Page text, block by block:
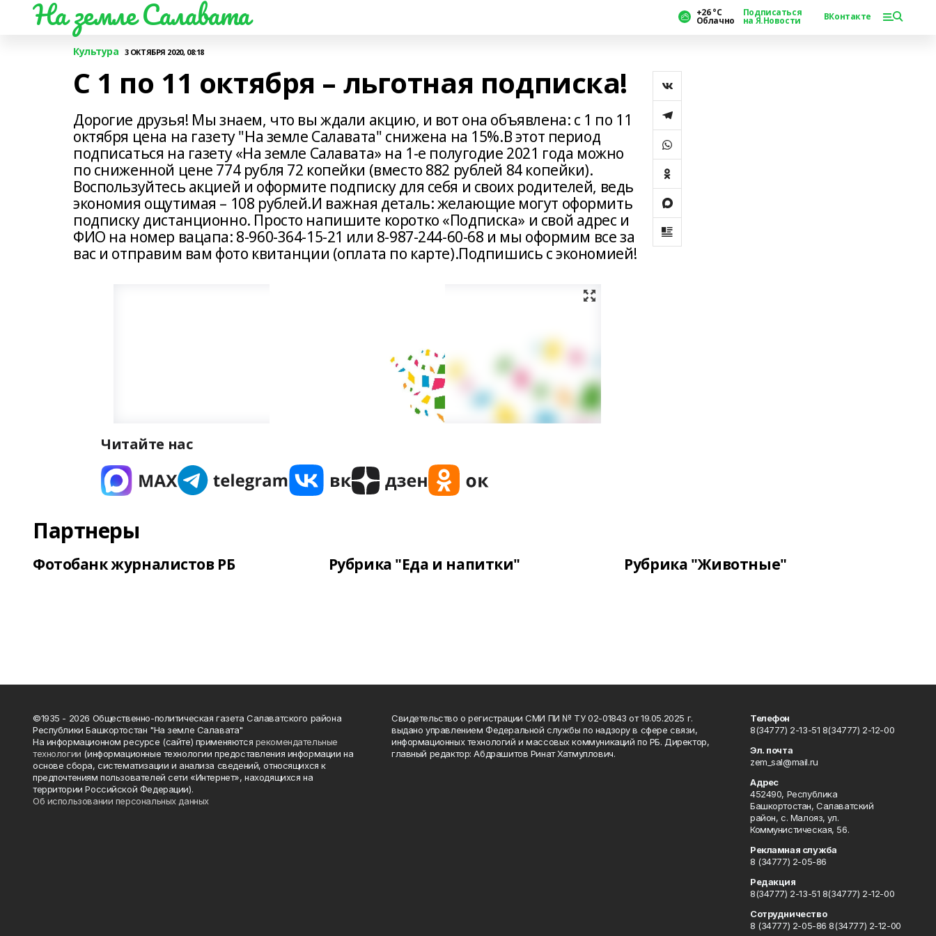
На земле Салавата +26 °С
Облачно
Подписаться
на Я.Новости ВКонтакте
Культура 3 ОКТЯБРЯ 2020, 08:18
С 1 по 11 октября – льготная подписка!
Дорогие друзья! Мы знаем, что вы ждали акцию, и вот она объявлена: с 1 по 11
октября цена на газету "На земле Салавата" снижена на 15%.В этот период
подписаться на газету «На земле Салавата» на 1-е полугодие 2021 года можно
по сниженной цене 774 рубля 72 копейки (вместо 882 рублей 84 копейки).
Воспользуйтесь акцией и оформите подписку для себя и своих родителей, ведь
экономия ощутимая – 108 рублей.И важная деталь: желающие могут оформить
подписку дистанционно. Просто напишите коротко «Подписка» и свой адрес и
ФИО на номер вацапа: 8-960-364-15-21 или 8-987-244-60-68 и мы оформим все за
вас и отправим вам фото квитанции (оплата по карте).Подпишись с экономией!
Читайте нас
Партнеры
Фотобанк журналистов РБ Рубрика "Еда и напитки" Рубрика "Животные"
©1935 - 2026 Общественно-политическая газета Салаватского района
Республики Башкортостан "На земле Салавата"
На информационном ресурсе (сайте) применяются рекомендательные
технологии (информационные технологии предоставления информации на
основе сбора, систематизации и анализа сведений, относящихся к
предпочтениям пользователей сети «Интернет», находящихся на
территории Российской Федерации).
Об использовании персональных данных
Свидетельство о регистрации СМИ ПИ № ТУ 02-01843 от 19.05.2025 г.
выдано управлением Федеральной службы по надзору в сфере связи,
информационных технологий и массовых коммуникаций по РБ. Директор,
главный редактор: Абдрашитов Ринат Хатмуллович.
Телефон
8(34777) 2-13-51 8(34777) 2-12-00
Эл. почта
zem_sal@mail.ru
Адрес
452490, Республика
Башкортостан, Салаватский
район, с. Малояз, ул.
Коммунистическая, 56.
Рекламная служба
8 (34777) 2-05-86
Редакция
8(34777) 2-13-51 8(34777) 2-12-00
Сотрудничество
8 (34777) 2-05-86 8(34777) 2-12-00